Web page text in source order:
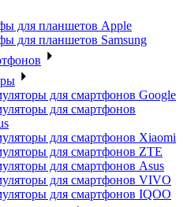
для планшетов Apple
для планшетов Samsung
для смартфонов Google
для смартфонов
для смартфонов Xiaomi
для смартфонов ZTE
для cмартфонов Asus
для смартфонов VIVO
для смартфонов IQOO